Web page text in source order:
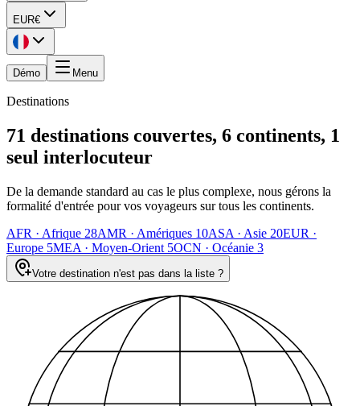
EUR€
Démo Menu
Destinations
71 destinations couvertes, 6 continents, 1
seul interlocuteur
De la demande standard au cas le plus complexe, nous gérons la
formalité d'entrée pour vos voyageurs sur tous les continents.
AFR · Afrique 28AMR · Amériques 10ASA · Asie 20EUR ·
Europe 5MEA · Moyen-Orient 5OCN · Océanie 3
Votre destination n'est pas dans la liste ?